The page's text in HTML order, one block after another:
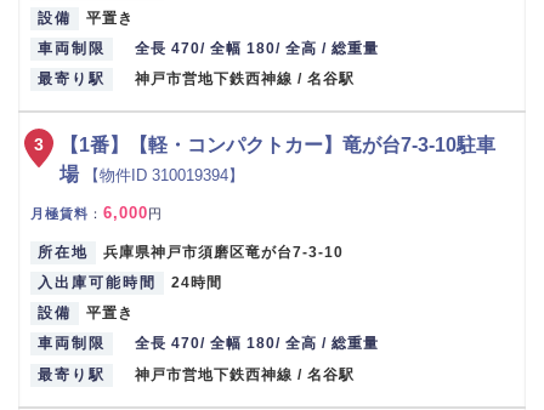
設備
平置き
車両制限
全長 470/ 全幅 180/ 全高 / 総重量
最寄り駅
神戸市営地下鉄西神線 / 名谷駅
【1番】【軽・コンパクトカー】竜が台7-3-10駐車
場
【物件ID 310019394】
月極賃料 ： 6,000 円
所在地
兵庫県神戸市須磨区竜が台7-3-10
入出庫可能時間
24時間
設備
平置き
車両制限
全長 470/ 全幅 180/ 全高 / 総重量
最寄り駅
神戸市営地下鉄西神線 / 名谷駅
3